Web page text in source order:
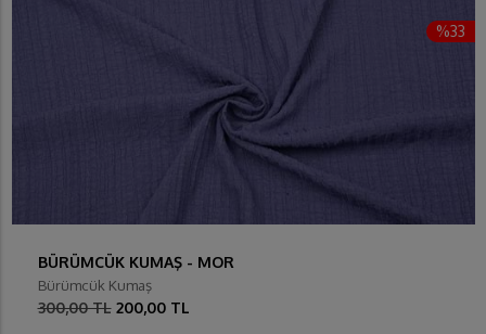
%33
BÜRÜMCÜK KUMAŞ - MOR
Bürümcük Kumaş
300,00 TL 200,00 TL